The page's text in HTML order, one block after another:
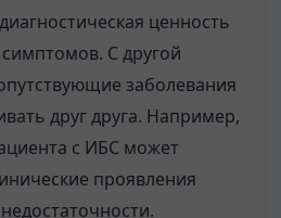
ценность
С другой
заболевания
друг друга. Например,
с ИБС может
проявления